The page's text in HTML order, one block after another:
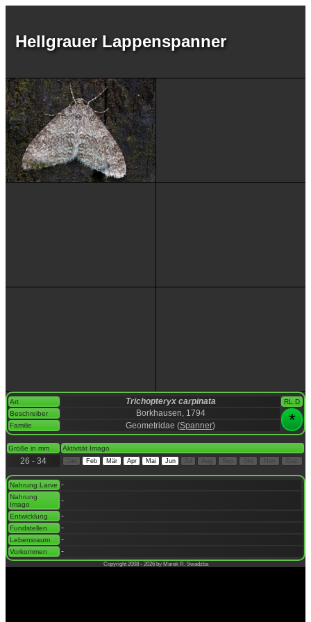
Hellgrauer Lappenspanner
Art Trichopteryx carpinata
RL D
Beschreiber
Borkhausen, 1794 *
Familie Geometridae (Spanner)
Größe in mm Aktivität Imago
26 - 34 Feb Mär Apr Mai Jun Sep Dez
Nahrung Larve -
Nahrung
Imago
-
Entwicklung -
Fundstellen -
Lebensraum -
Vorkommen -
Copyright 2008 - 2026 by Marek R. Swadzba